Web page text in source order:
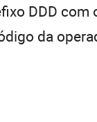
DDD com
da